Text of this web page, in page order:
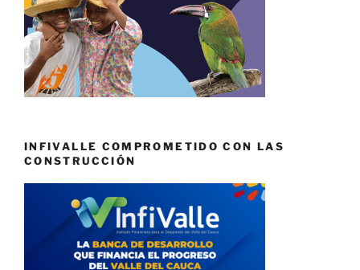
INFIVALLE COMPROMETIDO CON LAS
CONSTRUCCIÓN